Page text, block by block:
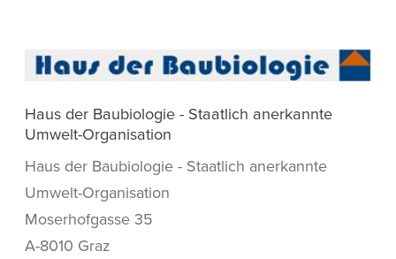
Haus der Baubiologie - Staatlich anerkannte
Umwelt-Organisation
Haus der Baubiologie - Staatlich anerkannte
Umwelt-Organisation
Moserhofgasse 35
A-8010 Graz